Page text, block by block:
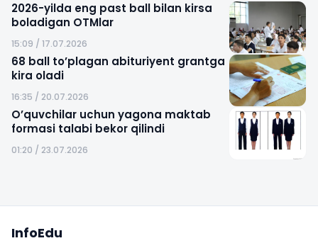
2026-yilda eng past ball bilan kirsa
boladigan OTMlar
15:09 / 17.07.2026
68 ball to’plagan abituriyent grantga
kira oladi
16:35 / 20.07.2026
O’quvchilar uchun yagona maktab
formasi talabi bekor qilindi
01:20 / 23.07.2026
InfoEdu